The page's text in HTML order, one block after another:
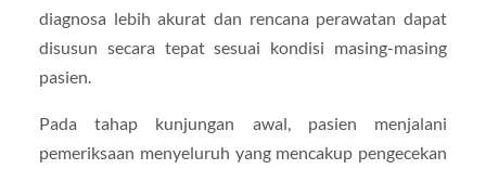
diagnosa lebih akurat dan rencana perawatan dapat
disusun secara tepat sesuai kondisi masing-masing
pasien.
Pada tahap kunjungan awal, pasien menjalani
pemeriksaan menyeluruh yang mencakup pengecekan